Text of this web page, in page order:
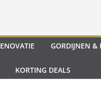
GORDIJNEN &
KORTING DEALS